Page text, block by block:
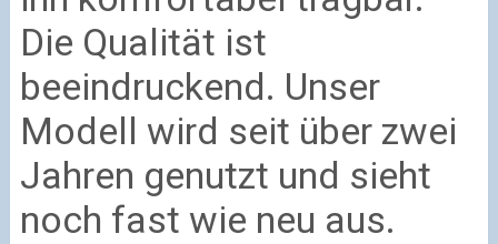
Die Qualität ist
beeindruckend. Unser
Modell wird seit über zwei
Jahren genutzt und sieht
noch fast wie neu aus.